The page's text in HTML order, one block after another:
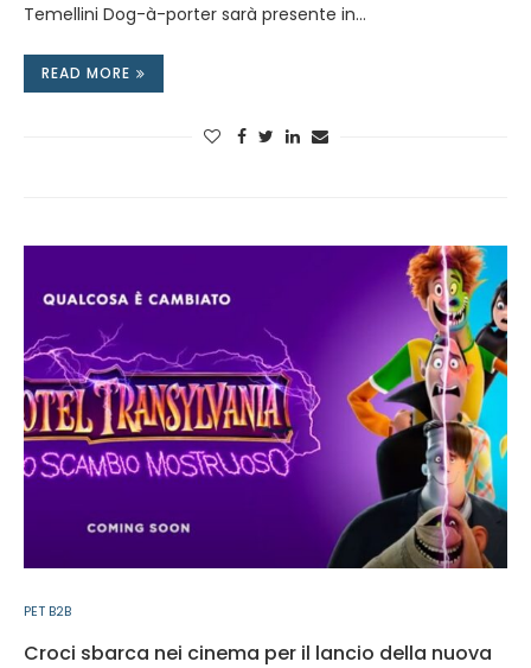
Temellini Dog-à-porter sarà presente in…
READ MORE
PET B2B
Croci sbarca nei cinema per il lancio della nuova